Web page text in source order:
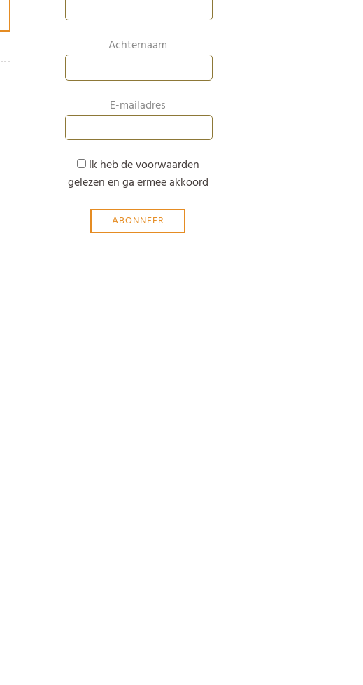
Achternaam
E-mailadres
Ik heb de voorwaarden
gelezen en ga ermee akkoord